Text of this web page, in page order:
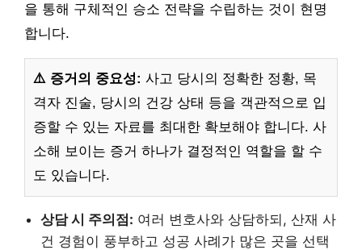
을 통해 구체적인 승소 전략을 수립하는 것이 현명
합니다.
⚠️ 증거의 중요성: 사고 당시의 정확한 정황, 목
격자 진술, 당시의 건강 상태 등을 객관적으로 입
증할 수 있는 자료를 최대한 확보해야 합니다. 사
소해 보이는 증거 하나가 결정적인 역할을 할 수
도 있습니다.
상담 시 주의점: 여러 변호사와 상담하되, 산재 사
건 경험이 풍부하고 성공 사례가 많은 곳을 선택